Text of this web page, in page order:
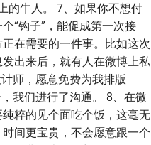
的牛人。 7、如果你不想付
‌‌“钩子‌‌”，能促成第一次接
在需要的一件事。比如这次
出来后，就有人在微博上私
师，愿意免费为我排版
我们进行了沟通。 8、在微
粹的见个面吃个饭，这毫无
间更宝贵，不会愿意跟一个